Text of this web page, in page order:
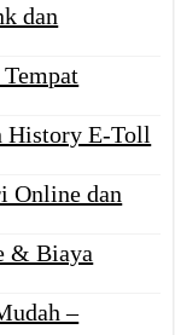
dan
History E-Toll
Online dan
& Biaya
–